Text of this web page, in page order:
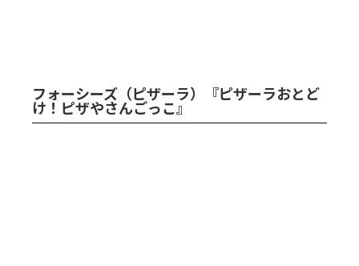
フォーシーズ（ピザーラ）『ピザーラおとど
け！ピザやさんごっこ』